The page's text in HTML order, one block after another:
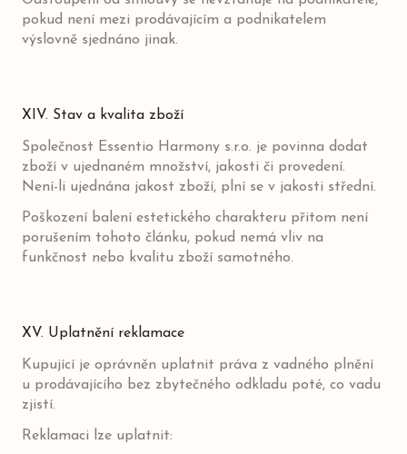
pokud není mezi prodávajícím a podnikatelem
výslovně sjednáno jinak.
XIV. Stav a kvalita zboží
Společnost Essentio Harmony s.r.o. je povinna dodat
zboží v ujednaném množství, jakosti či provedení.
Není-li ujednána jakost zboží, plní se v jakosti střední.
Poškození balení estetického charakteru přitom není
porušením tohoto článku, pokud nemá vliv na
funkčnost nebo kvalitu zboží samotného.
XV. Uplatnění reklamace
Kupující je oprávněn uplatnit práva z vadného plnění
u prodávajícího bez zbytečného odkladu poté, co vadu
zjistí.
Reklamaci lze uplatnit: